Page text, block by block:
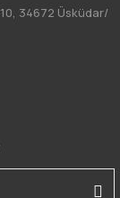
34672 Üsküdar/